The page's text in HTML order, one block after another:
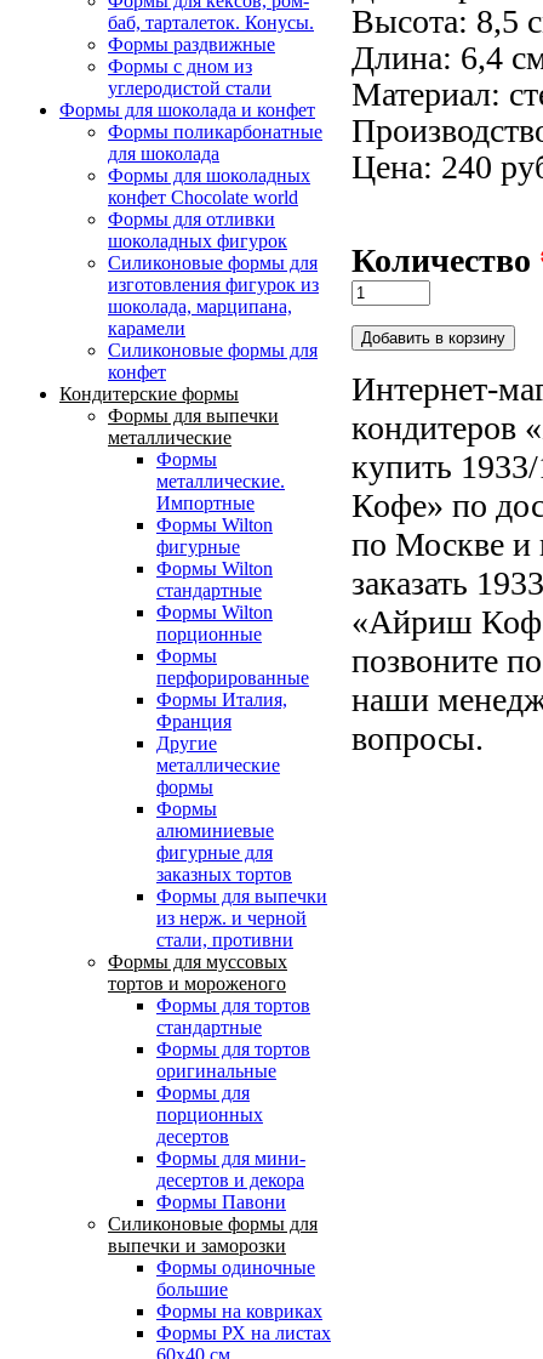
баб, тарталеток. Конусы.
Формы раздвижные
Формы с дном из
углеродистой стали
Формы для шоколада и конфет
Формы поликарбонатные
для шоколада
Формы для шоколадных
конфет Сhocolate world
Формы для отливки
шоколадных фигурок
Силиконовые формы для
изготовления фигурок из
шоколада, марципана,
карамели
Силиконовые формы для
конфет
Кондитерские формы
Формы для выпечки
металлические
Формы
металлические.
Импортные
Формы Wilton
фигурные
Формы Wilton
стандартные
Формы Wilton
порционные
Формы
перфорированные
Формы Италия,
Франция
Другие
металлические
формы
Формы
алюминиевые
фигурные для
заказных тортов
Формы для выпечки
из нерж. и черной
стали, противни
Формы для муссовых
тортов и мороженого
Формы для тортов
стандартные
Формы для тортов
оригинальные
Формы для
порционных
десертов
Формы для мини-
десертов и декора
Формы Павони
Силиконовые формы для
выпечки и заморозки
Формы одиночные
большие
Формы на ковриках
Формы РХ на листах
Высота: 8,5
Длина: 6,4
Материал:
Цена: 240
Количество
Интернет-
кондитеров
купить
Кофе» по
по Москве и
заказать
«Айриш
позвоните
наши
вопросы.